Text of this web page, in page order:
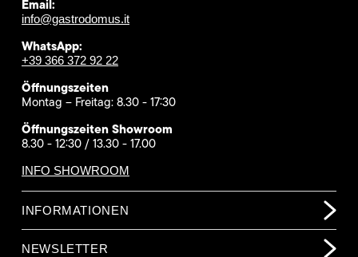
Email:
info@gastrodomus.it
WhatsApp:
+39 366 372 92 22
Öffnungszeiten
Montag – Freitag: 8.30 - 17:30
Öffnungszeiten Showroom
8.30 - 12:30 / 13.30 - 17.00
INFO SHOWROOM
INFORMATIONEN
NEWSLETTER